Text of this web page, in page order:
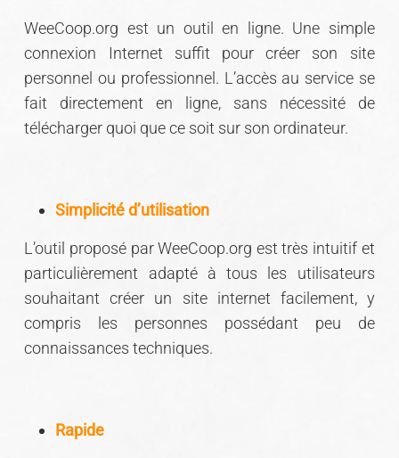
WeeCoop.org est un outil en ligne. Une simple
connexion Internet suffit pour créer son site
personnel ou professionnel. L’accès au service se
fait directement en ligne, sans nécessité de
télécharger quoi que ce soit sur son ordinateur.
Simplicité d’utilisation
L’outil proposé par WeeCoop.org est très intuitif et
particulièrement adapté à tous les utilisateurs
souhaitant créer un site internet facilement, y
compris les personnes possédant peu de
connaissances techniques.
Rapide